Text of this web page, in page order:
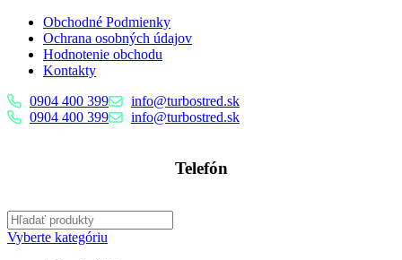
Obchodné Podmienky
Ochrana osobných údajov
Hodnotenie obchodu
Kontakty
0904 400 399
info@turbostred.sk
0904 400 399
info@turbostred.sk
Telefón
Vyberte kategóriu